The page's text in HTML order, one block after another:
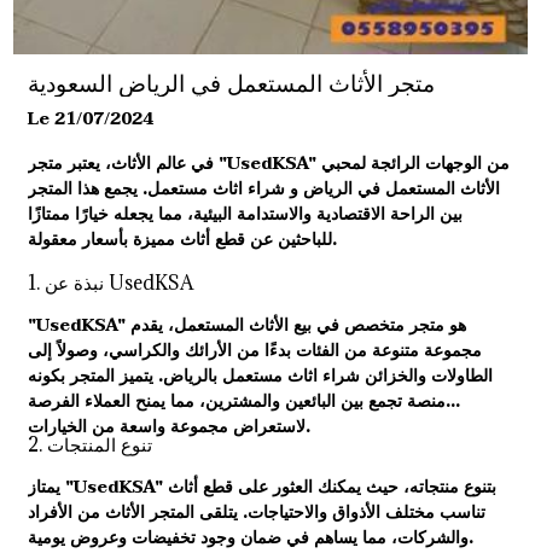
متجر الأثاث المستعمل في الرياض السعودية
Le 21/07/2024
في عالم الأثاث، يعتبر متجر "UsedKSA" من الوجهات الرائجة لمحبي
الأثاث المستعمل في الرياض وشراء اثاث مستعمل. يجمع هذا المتجر
بين الراحة الاقتصادية والاستدامة البيئية، مما يجعله خيارًا ممتازًا
للباحثين عن قطع أثاث مميزة بأسعار معقولة.
1. نبذة عن UsedKSA
"UsedKSA" هو متجر متخصص في بيع الأثاث المستعمل، يقدم
مجموعة متنوعة من الفئات بدءًا من الأرائك والكراسي، وصولاً إلى
الطاولات والخزائن شراء اثاث مستعمل بالرياض. يتميز المتجر بكونه
منصة تجمع بين البائعين والمشترين، مما يمنح العملاء الفرصة
لاستعراض مجموعة واسعة من الخيارات.
2. تنوع المنتجات
يمتاز "UsedKSA" بتنوع منتجاته، حيث يمكنك العثور على قطع أثاث
تناسب مختلف الأذواق والاحتياجات. يتلقى المتجر الأثاث من الأفراد
والشركات، مما يساهم في ضمان وجود تخفيضات وعروض يومية.